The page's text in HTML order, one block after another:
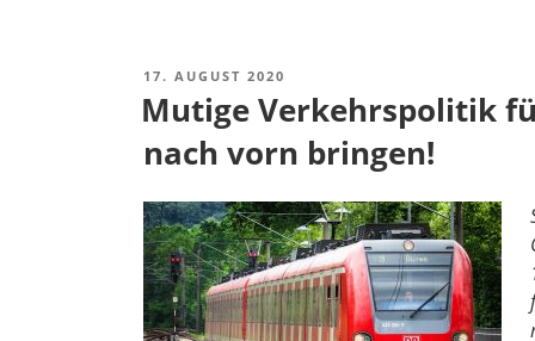
VERÖFFENTLICHT
17. AUGUST 2020
Mutige Verkehrspolitik
nach vorn bringen!